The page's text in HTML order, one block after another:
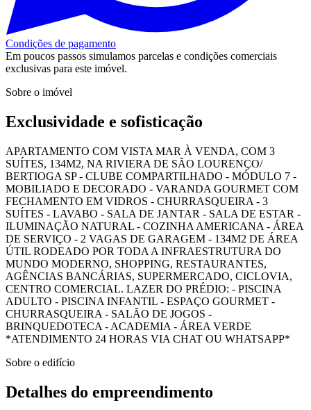
Condições de pagamento
Em poucos passos simulamos parcelas e condições comerciais
exclusivas para este imóvel.
Sobre o imóvel
Exclusividade e sofisticação
APARTAMENTO COM VISTA MAR À VENDA, COM 3
SUÍTES, 134M2, NA RIVIERA DE SÃO LOURENÇO/
BERTIOGA SP - CLUBE COMPARTILHADO - MÓDULO 7 -
MOBILIADO E DECORADO - VARANDA GOURMET COM
FECHAMENTO EM VIDROS - CHURRASQUEIRA - 3
SUÍTES - LAVABO - SALA DE JANTAR - SALA DE ESTAR -
ILUMINAÇÃO NATURAL - COZINHA AMERICANA - ÁREA
DE SERVIÇO - 2 VAGAS DE GARAGEM - 134M2 DE ÁREA
ÚTIL RODEADO POR TODA A INFRAESTRUTURA DO
MUNDO MODERNO, SHOPPING, RESTAURANTES,
AGÊNCIAS BANCÁRIAS, SUPERMERCADO, CICLOVIA,
CENTRO COMERCIAL. LAZER DO PRÉDIO: - PISCINA
ADULTO - PISCINA INFANTIL - ESPAÇO GOURMET -
CHURRASQUEIRA - SALÃO DE JOGOS -
BRINQUEDOTECA - ACADEMIA - ÁREA VERDE
*ATENDIMENTO 24 HORAS VIA CHAT OU WHATSAPP*
Sobre o edifício
Detalhes do empreendimento